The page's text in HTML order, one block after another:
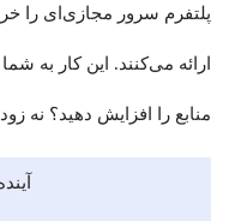
پلتفرم سرور مجازی‌ای را
ارائه می‌کنند. این کار به
منابع را افزایش دهید؟ نه